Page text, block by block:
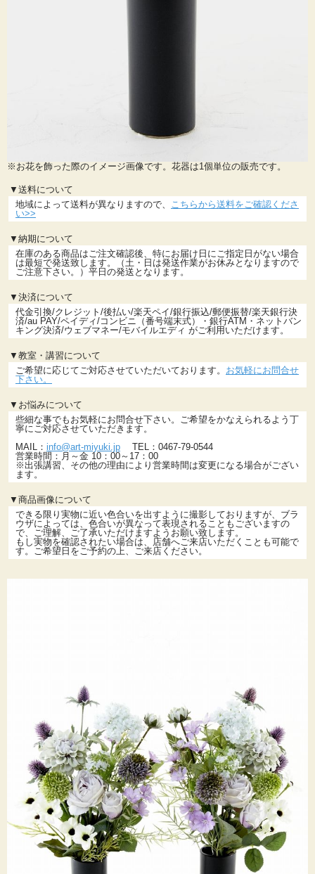
※お花を飾った際のイメージ画像です。花器は1個単位の販売です。
▼送料について
地域によって送料が異なりますので、
こちらから送料をご確認くださ
い>>
▼納期について
在庫のある商品はご注文確認後、特にお届け日にご指定日がない場合
は最短で発送致します。（土・日は発送作業がお休みとなりますので
ご注意下さい。）平日の発送となります。
▼決済について
代金引換/クレジット/後払い/楽天ペイ/銀行振込/郵便振替/楽天銀行決
済/au PAY/ペイディ/コンビニ（番号端末式）・銀行ATM・ネットバン
キング決済/ウェブマネー/モバイルエディ がご利用いただけます。
▼教室・講習について
ご希望に応じてご対応させていただいております。 お気軽にお問合せ
下さい。
▼お悩みについて
些細な事でもお気軽にお問合せ下さい。ご希望をかなえられるよう丁
寧にご対応させていただきます。
MAIL： info@art-miyuki.jp TEL：0467-79-0544
営業時間：月～金 10：00～17：00
※出張講習、その他の理由により営業時間は変更になる場合がござい
ます。
▼商品画像について
できる限り実物に近い色合いを出すように撮影しておりますが、ブラ
ウザによっては、色合いが異なって表現されることもございますの
で、ご理解、ご了承いただけますようお願い致します。
もし実物を確認されたい場合は、店舗へご来店いただくことも可能で
す。ご希望日をご予約の上、ご来店ください。